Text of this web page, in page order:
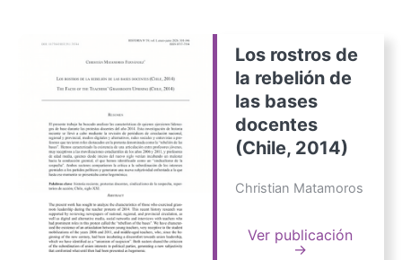
Los rostros de
la rebelión de
las bases
docentes
(Chile, 2014)
Christian Matamoros
Ver publicación
→